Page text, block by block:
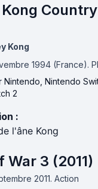
Country
Kong
1994 (France).
Nintendo, Nintendo
2
:
l'âne Kong
War 3 (2011)
2011. Action